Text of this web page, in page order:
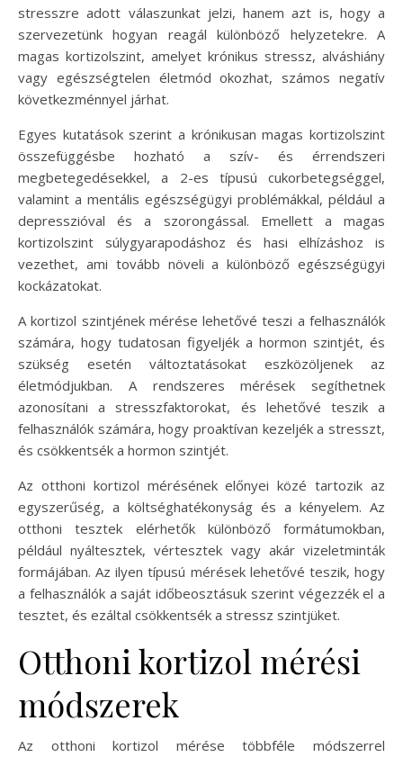
stresszre adott válaszunkat jelzi, hanem azt is, hogy a
szervezetünk hogyan reagál különböző helyzetekre. A
magas kortizolszint, amelyet krónikus stressz, alváshiány
vagy egészségtelen életmód okozhat, számos negatív
következménnyel járhat.
Egyes kutatások szerint a krónikusan magas kortizolszint
összefüggésbe hozható a szív- és érrendszeri
megbetegedésekkel, a 2-es típusú cukorbetegséggel,
valamint a mentális egészségügyi problémákkal, például a
depresszióval és a szorongással. Emellett a magas
kortizolszint súlygyarapodáshoz és hasi elhízáshoz is
vezethet, ami tovább növeli a különböző egészségügyi
kockázatokat.
A kortizol szintjének mérése lehetővé teszi a felhasználók
számára, hogy tudatosan figyeljék a hormon szintjét, és
szükség esetén változtatásokat eszközöljenek az
életmódjukban. A rendszeres mérések segíthetnek
azonosítani a stresszfaktorokat, és lehetővé teszik a
felhasználók számára, hogy proaktívan kezeljék a stresszt,
és csökkentsék a hormon szintjét.
Az otthoni kortizol mérésének előnyei közé tartozik az
egyszerűség, a költséghatékonyság és a kényelem. Az
otthoni tesztek elérhetők különböző formátumokban,
például nyáltesztek, vértesztek vagy akár vizeletminták
formájában. Az ilyen típusú mérések lehetővé teszik, hogy
a felhasználók a saját időbeosztásuk szerint végezzék el a
tesztet, és ezáltal csökkentsék a stressz szintjüket.
Otthoni kortizol mérési
módszerek
Az otthoni kortizol mérése többféle módszerrel